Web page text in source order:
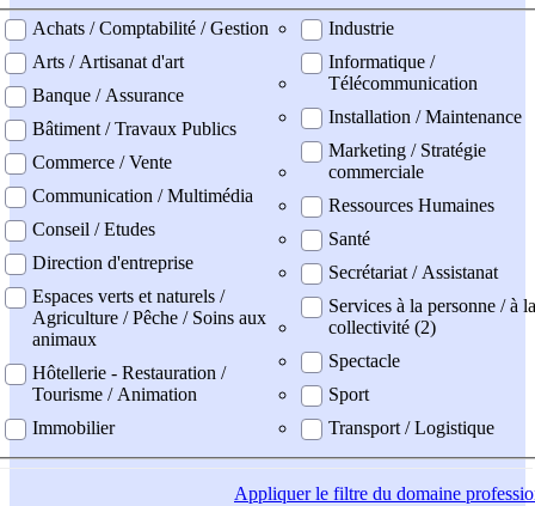
professionel
Achats / Comptabilité / Gestion
Arts / Artisanat d'art
Banque / Assurance
Bâtiment / Travaux Publics
Commerce / Vente
Communication / Multimédia
Conseil / Etudes
Direction d'entreprise
Espaces verts et naturels /
Agriculture / Pêche / Soins aux
animaux
Hôtellerie - Restauration /
Tourisme / Animation
Immobilier
Industrie
Informatique /
Télécommunication
Installation / Maintenance
Marketing / Stratégie
commerciale
Ressources Humaines
Santé
Secrétariat / Assistanat
Services à la personne / à la
collectivité (2)
Spectacle
Sport
Transport / Logistique
Appliquerle filtre du domaine